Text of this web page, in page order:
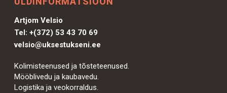
Artjom Velsio
Tel:+(372) 53 43 70 69
velsio@uksestukseni.ee
Kolimisteenused ja tõsteteenused.
Mööblivedu ja kaubavedu.
Logistika ja veokorraldus.